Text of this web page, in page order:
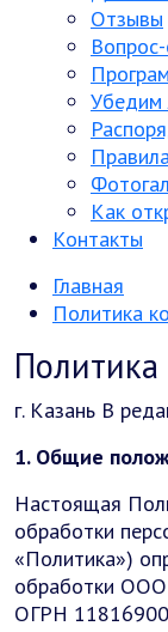
Отзывы
Убедим
Как
Контакты
Главная
Политика
г. Казань В
1. Общие
Настоящая
обработки
«Политика»)
обработки
ОГРН